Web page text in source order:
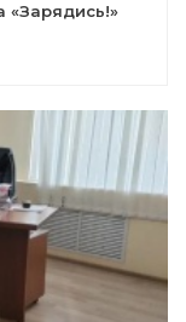
«Зарядись!»